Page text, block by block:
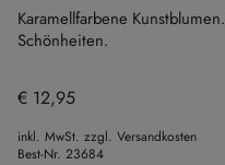
Karamellfarbene Kunstblumen.
Schönheiten.
€ 12,95
inkl. MwSt. zzgl. Versandkosten
Best-Nr. 23684